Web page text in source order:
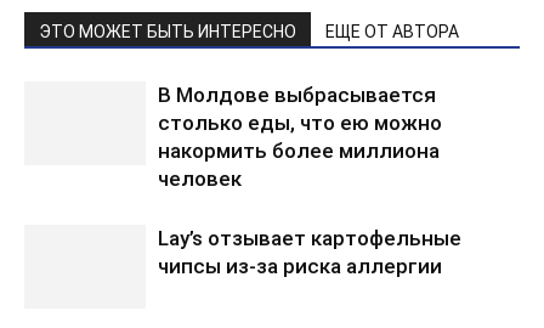
ЭТО МОЖЕТ БЫТЬ ИНТЕРЕСНО ЕЩЕ ОТ АВТОРА
В Молдове выбрасывается
столько еды, что ею можно
накормить более миллиона
человек
Lay’s отзывает картофельные
чипсы из-за риска аллергии